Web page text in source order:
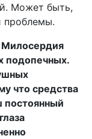
Может быть,
проблемы.
Милосердия
подопечных.
что средства
постоянный